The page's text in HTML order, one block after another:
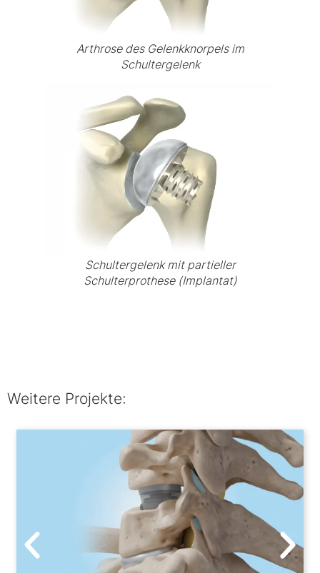
Arthrose des Gelenkknorpels im
Schultergelenk
Schultergelenk mit partieller
Schulterprothese (Implantat)
Weitere Projekte: